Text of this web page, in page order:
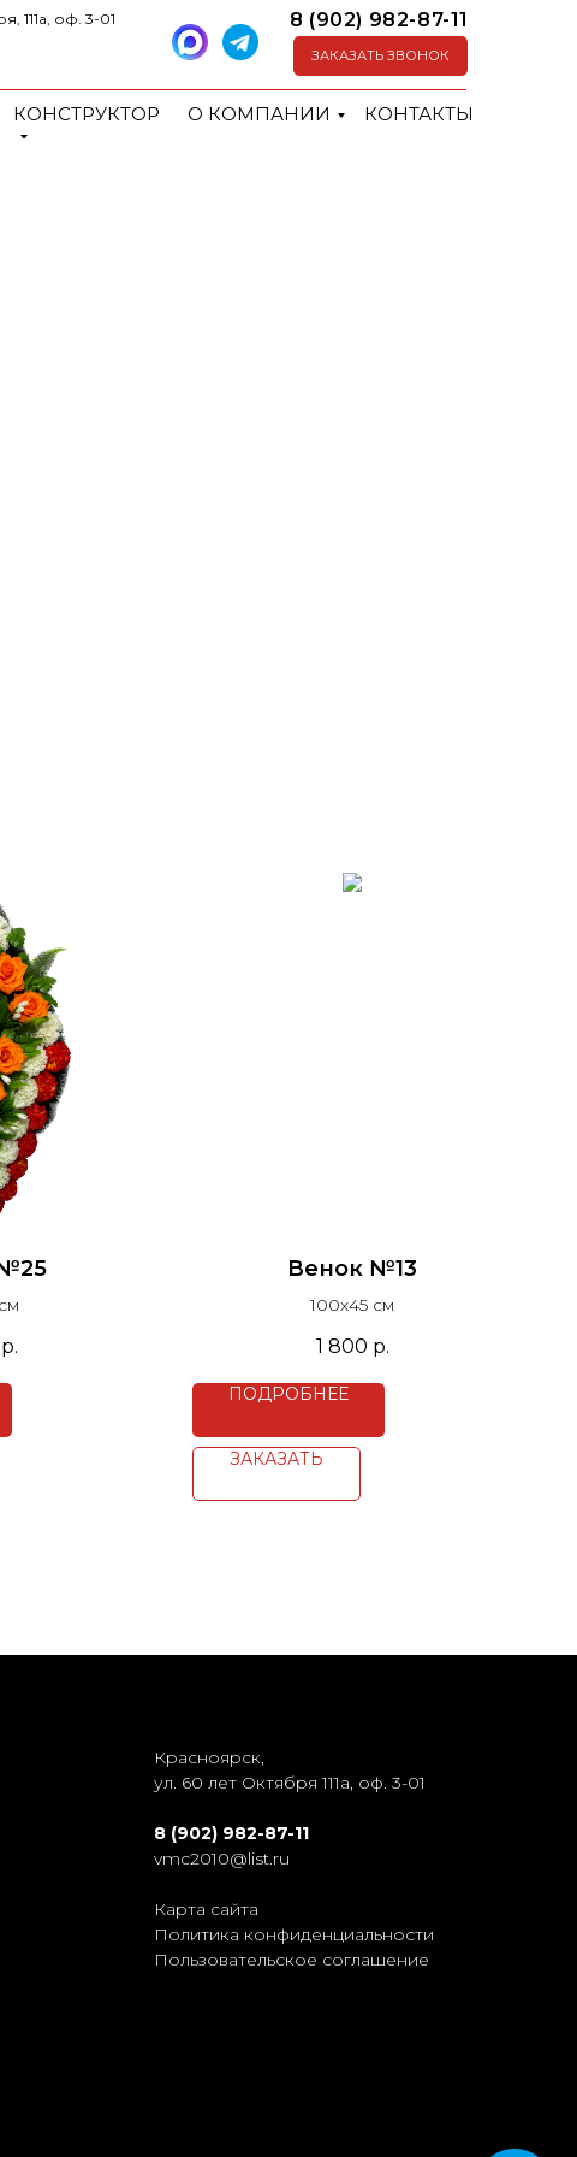
8 (902) 982-87-11
ЗАКАЗАТЬ ЗВОНОК
111а, оф. 3-01
КОНСТРУКТОР О КОМПАНИИ КОНТАКТЫ
р.
Венок №13
100х45 см
1 800 р.
ПОДРОБНЕЕ
ЗАКАЗАТЬ
Красноярск,
ул. 60 лет Октября 111а, оф. 3-01
8 (902) 982-87-11
vmc2010@list.ru
Карта сайта
Политика конфиденциальности
Пользовательское соглашение